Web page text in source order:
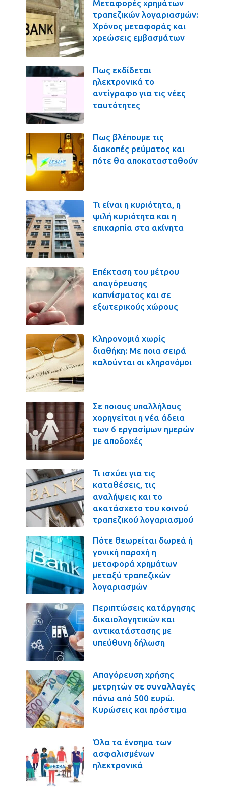
Μεταφορές χρημάτων
τραπεζικών λογαριασμών:
Χρόνος μεταφοράς και
χρεώσεις εμβασμάτων
Πως εκδίδεται
ηλεκτρονικά το
αντίγραφο για τις νέες
ταυτότητες
Πως βλέπουμε τις
διακοπές ρεύματος και
πότε θα αποκατασταθούν
Τι είναι η κυριότητα, η
ψιλή κυριότητα και η
επικαρπία στα ακίνητα
Επέκταση του μέτρου
απαγόρευσης
καπνίσματος και σε
εξωτερικούς χώρους
Κληρονομιά χωρίς
διαθήκη: Με ποια σειρά
καλούνται οι κληρονόμοι
Σε ποιους υπαλλήλους
χορηγείται η νέα άδεια
των 6 εργασίμων ημερών
με αποδοχές
Τι ισχύει για τις
καταθέσεις, τις
αναλήψεις και το
ακατάσχετο του κοινού
τραπεζικού λογαριασμού
Πότε θεωρείται δωρεά ή
γονική παροχή η
μεταφορά χρημάτων
μεταξύ τραπεζικών
λογαριασμών
Περιπτώσεις κατάργησης
δικαιολογητικών και
αντικατάστασης με
υπεύθυνη δήλωση
Απαγόρευση χρήσης
μετρητών σε συναλλαγές
πάνω από 500 ευρώ.
Κυρώσεις και πρόστιμα
Όλα τα ένσημα των
ασφαλισμένων
ηλεκτρονικά